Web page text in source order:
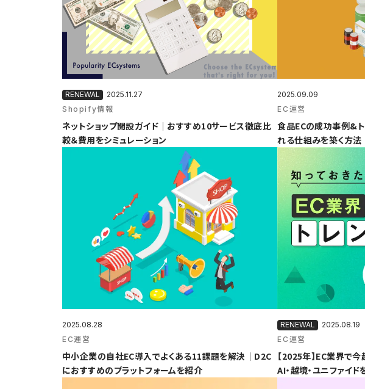
2025.11.27
Shopify情報
ネットショップ開設ガイド｜おすすめ10サービス徹底比
較＆費用をシミュレーション
2025.09.09
EC運営
食品ECの成功事例&
れる仕組みを築く方法
2025.08.28
EC運営
中小企業の自社EC導入でよくある11課題を解決｜D2C
におすすめのプラットフォームを紹介
2025.08.19
EC運営
【2025年】EC業界で
AI・越境・ユニファイ